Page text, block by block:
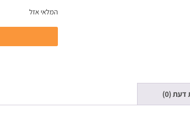
המלאי אזל
דעת (0)